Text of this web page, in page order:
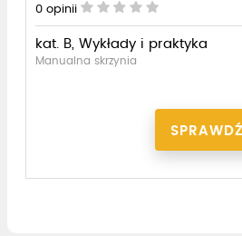
0 opinii
kat. B, Wykłady i praktyka
Manualna skrzynia